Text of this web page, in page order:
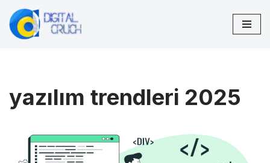
İçeriğe
yazılım trendleri 2025